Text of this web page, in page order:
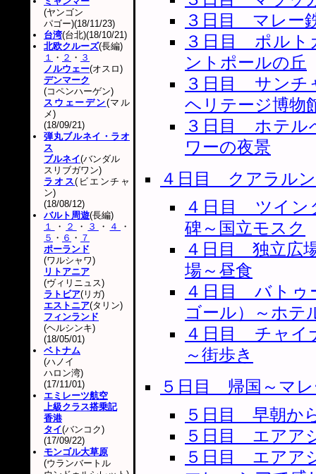
３日目 マレー
３日目 ポルト
ントポールの丘
３日目 サンチ
ヘリテージ博物
３日目 ホテル
ワーの夜景
４日目 クアラル
４日目 ツイン
碑～国立モスク
４日目 独立広
場～昼食
４日目 バトゥ
ゴール）～ホテ
４日目 チャイ
～街歩き
５日目 帰国～マ
５日目 早朝か
５日目 エアア
５日目 エアア
(ヤンゴン
パゴー)(18/11/23)
台湾(台北)(18/10/21)
北欧クルーズ(長編)
１ ・ ２ ・ ３
ノルウェー(オスロ)
デンマーク
(コペンハーゲン)
スウェーデン(マル
メ)
(18/09/21)
弾丸ブルネイ・ラオ
ス
ブルネイ(バンダル
スリブガワン)
ラオス(ビエンチャ
ン)
(18/08/12)
バルト周遊(長編)
１
・ ２ ・ ３ ・ ４
・
５ ・ ６ ・ ７
ポーランド
(ワルシャワ)
リトアニア
(ヴィリニュス)
ラトビア(リガ)
エストニア(タリン)
フィンランド
(ヘルシンキ)
(18/05/01)
ベトナム
(ハノイ
ハロン湾)
(17/11/01)
エミレーツ航空
上級クラス搭乗記
香港
タイ(バンコク)
(17/09/22)
モンゴル大草原
(ウランバートル